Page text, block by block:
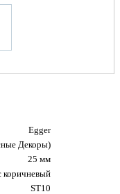
Egger
Декоры)
25 мм
коричневый
ST10